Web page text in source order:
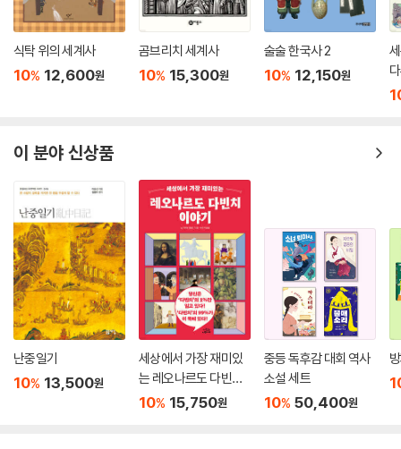
식탁 위의 세계사
10% 12,600원
곰브리치 세계사
10% 15,300원
술술 한국사 2
10% 12,150원
이 분야 신상품
난중일기
10% 13,500원
세상에서 가장 재미있
는 레오나르도 다빈치
이야기
10% 15,750원
중등 독후감 대회 역사
소설 세트
10% 50,400원